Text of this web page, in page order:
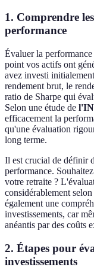
1. Comprendre
performance
Évaluer la
point vos actifs ont
avez investi
rendement brut, le
ratio de Sharpe qui
Selon une étude de
efficacement la
qu'une évaluation
long terme.
Il est crucial de définir
performance.
votre retraite ?
considérablement
également une
investissements, car
anéantis par des coûts
2. Étapes pour
investissements